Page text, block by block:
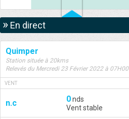
» En direct
Quimper
Station située à 20kms
Relevés du Mercredi 23 Février 2022 à 07H00
VENT
n.c 0nds
Vent stable